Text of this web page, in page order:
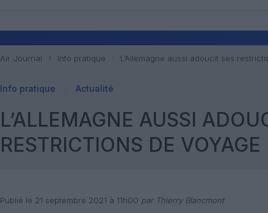
Air Journal Info pratique L’Allemagne aussi adoucit ses
Info pratique Actualité
L’ALLEMAGNE AUSSI
RESTRICTIONS DE VOYAGE
Publié le 21 septembre 2021 à 11h00 par Thierry Blancmont